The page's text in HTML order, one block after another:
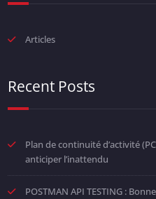
Articles
Recent Posts
Plan de continuité d’activité
anticiper l’inattendu
POSTMAN API TESTING :